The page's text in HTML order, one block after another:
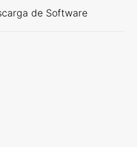
de Software